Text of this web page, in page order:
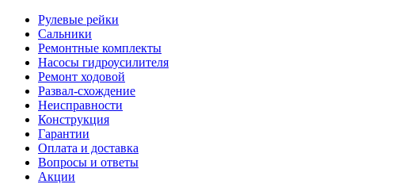
Рулевые рейки
Сальники
Ремонтные комплекты
Насосы гидроусилителя
Ремонт ходовой
Развал-схождение
Неисправности
Конструкция
Гарантии
Оплата и доставка
Вопросы и ответы
Акции